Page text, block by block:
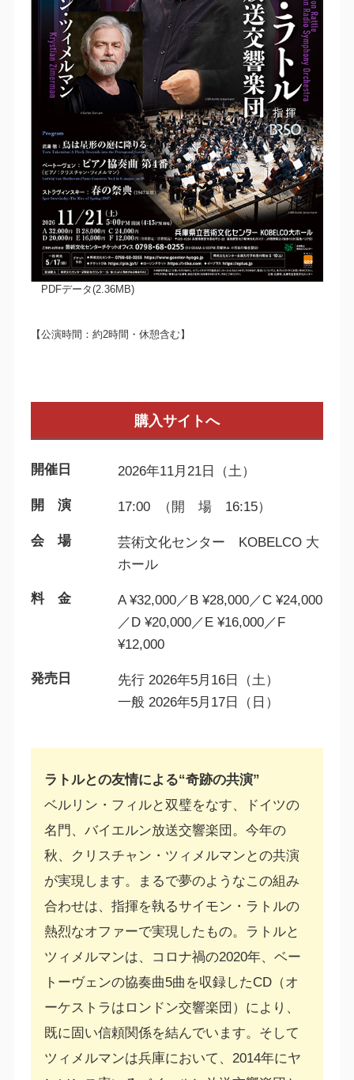
PDFデータ(2.36MB)
【公演時間：約2時間・休憩含む】
購入サイトへ
開催日 2026年11月21日（土）
開 演 17:00 （開 場 16:15）
会 場
芸術文化センター KOBELCO 大
ホール
料 金
A ¥32,000／B ¥28,000／C ¥24,000
／D ¥20,000／E ¥16,000／F
¥12,000
発売日
先行 2026年5月16日（土）
一般 2026年5月17日（日）
ラトルとの友情による“奇跡の共演”
ベルリン・フィルと双璧をなす、ドイツの
名門、バイエルン放送交響楽団。今年の
秋、クリスチャン・ツィメルマンとの共演
が実現します。まるで夢のようなこの組み
合わせは、指揮を執るサイモン・ラトルの
熱烈なオファーで実現したもの。ラトルと
ツィメルマンは、コロナ禍の2020年、ベー
トーヴェンの協奏曲5曲を収録したCD（オ
ーケストラはロンドン交響楽団）により、
既に固い信頼関係を結んでいます。そして
ツィメルマンは兵庫において、2014年にヤ